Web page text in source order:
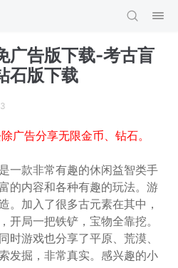
广告版下载-考古盲
石版下载
广告分享无限金币、钻石。
是一款非常有趣的休闲益智类手
的内容和各种有趣的玩法。游
。加入了很多古元素在其中，
开局一把铁铲，宝物全靠挖。
时游戏也分享了平原、荒漠、
发掘，非常真实。感兴趣的小